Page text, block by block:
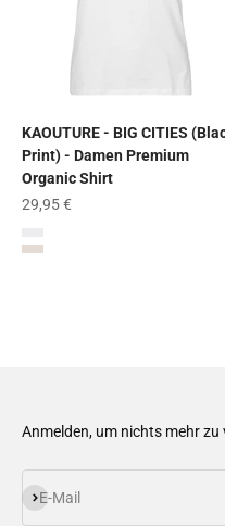
KAOUTURE - BIG CITIES
Print) - Damen Premium
Organic Shirt
Angebot
29,95 €
White
Anmelden, um nichts mehr zu
E-Mail
Abonnieren